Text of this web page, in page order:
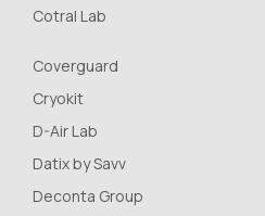
Cotral Lab
Coverguard
Cryokit
D-Air Lab
Datix by Savv
Deconta Group